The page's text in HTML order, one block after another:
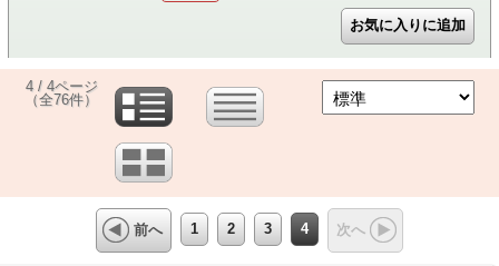
4 / 4ページ
（全76件）
前へ 1 2 3 4 次へ